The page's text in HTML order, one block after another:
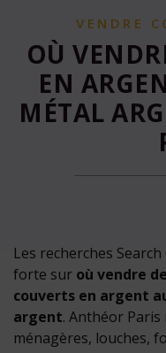
VENDRE
OÙ
EN
MÉTAL
Les recherches
forte sur où vendre
couverts en argent
argent. Anthéor
ménagères, louches,